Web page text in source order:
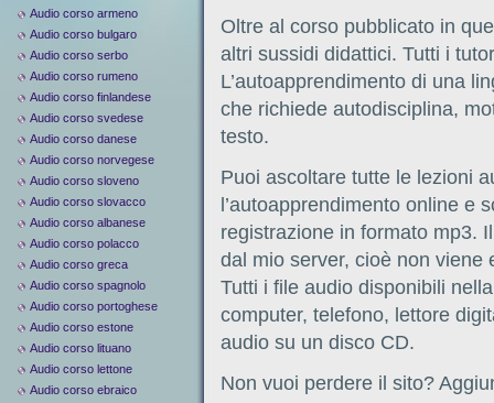
Oltre al corso pubblicato in
altri sussidi didattici. Tutti i
L’autoapprendimento di una
che richiede autodisciplina,
testo.
Puoi ascoltare tutte le lezioni
l’autoapprendimento online e
registrazione in formato mp3.
dal mio server, cioè non viene
Tutti i file audio disponibili
computer, telefono, lettore
audio su un disco CD.
Non vuoi perdere il sito?
Audio corso armeno
Audio corso bulgaro
Audio corso serbo
Audio corso rumeno
Audio corso finlandese
Audio corso svedese
Audio corso danese
Audio corso norvegese
Audio corso sloveno
Audio corso slovacco
Audio corso albanese
Audio corso polacco
Audio corso greca
Audio corso spagnolo
Audio corso portoghese
Audio corso estone
Audio corso lituano
Audio corso lettone
Audio corso ebraico